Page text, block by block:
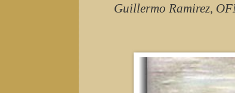
Guillermo Ramirez,